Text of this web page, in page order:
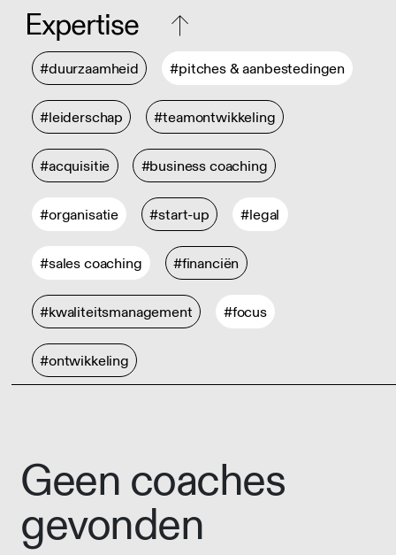
Expertise
#duurzaamheid #pitches & aanbestedingen
#leiderschap #teamontwikkeling
#acquisitie #business coaching
#organisatie #start-up #legal
#sales coaching #financiën
#kwaliteitsmanagement #focus
#ontwikkeling
Geen coaches
gevonden